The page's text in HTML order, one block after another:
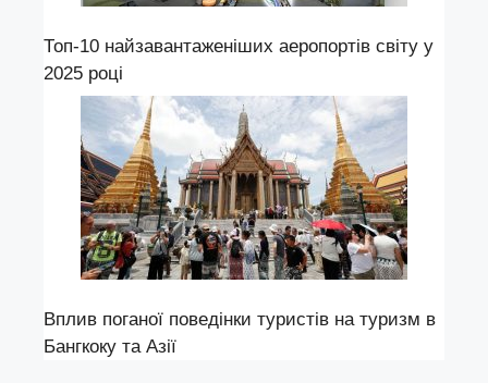
Топ-10 найзавантаженіших аеропортів світу у
2025 році
Вплив поганої поведінки туристів на туризм в
Бангкоку та Азії